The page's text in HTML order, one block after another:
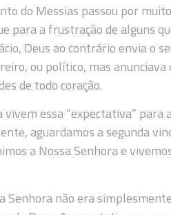
do Messias passou por
para a frustração de alguns
Deus ao contrário envia o
ou político, mas anunciava
de todo coração.
essa “expectativa” para
aguardamos a segunda
a Nossa Senhora e
Senhora não era